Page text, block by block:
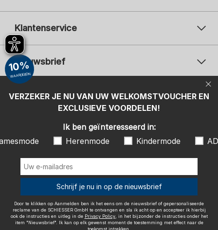
Klantenservice
Nieuwsbrief
Uw
Uw e-mailadres
Aanmelden
Herenmode
ADIDAS
Door te klikken op Aanmelden ben ik het eens om de nieuwsbrief of
gepersonaliseerde reclame van de SCHIESSER GmbH te ontvangen en
sla ik acht op en accepteer ik hierbij ook de instructies en uitleg in de
, in het bijzonder de instructies onder het item
effect naar de toekomst intrekken.
Betaalwijzen
Wij bezorgen met
VERZEKER JE NU VAN UW WELKOMSTVOUCHER EN
EXCLUSIEVE VOORDELEN!
10%
WAARDEBON
Ik ben geïnteresseerd in:
Herenmode Kindermode
Schrijf je nu in op de nieuwsbrief
Door te klikken op Aanmelden ben ik het eens om de nieuwsbrief of gepersonaliseerde
reclame van de SCHIESSER GmbH te ontvangen en sla ik acht op en accepteer ik hierbij
ook de instructies en uitleg in de Privacy Policy, in het bijzonder de instructies onder het
item "Nieuwsbrief". Ik kan op elk gewenst moment de toestemming met effect naar de
toekomst intrekken.